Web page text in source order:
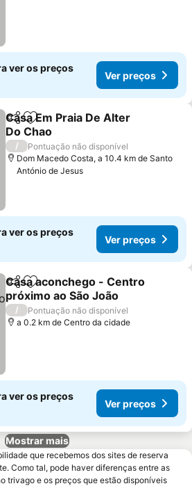
ver os preços
Ver preços
PartilharAdicionar aos favoritos
Casa Em Praia De Alter
Do Chao
/
Pontuação não disponível
Dom Macedo Costa, a 10.4 km de Santo
António de Jesus
ver os preços
Ver preços
PartilharAdicionar aos favoritos
Casa aconchego - Centro
próximo ao São João
/
Pontuação não disponível
a 0.2 km de Centro da cidade
ver os preços
Ver preços
Mostrar mais
que recebemos dos sites de reserva
Como tal, pode haver diferenças entre as
trivago e os preços que estão disponíveis